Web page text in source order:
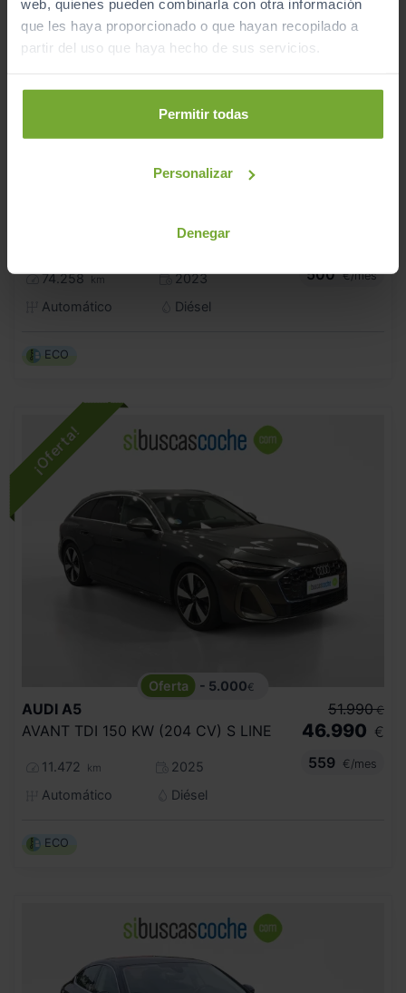
web, quienes pueden combinarla con otra información
que les haya proporcionado o que hayan recopilado a
partir del uso que haya hecho de sus servicios.
Permitir todas
Personalizar
Denegar
74.258 km
2023
Automático
Diésel
500 €/mes
ECO
- 5.000€
AUDI A5
AVANT TDI 150 KW (204 CV) S LINE
11.472 km
2025
Automático
Diésel
51.990 €
46.990 €
559
€/mes
ECO